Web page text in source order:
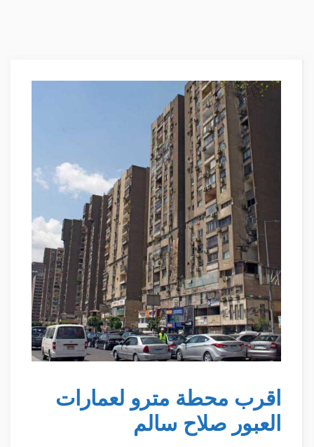
اقرب محطة مترو لعمارات
العبور صلاح سالم